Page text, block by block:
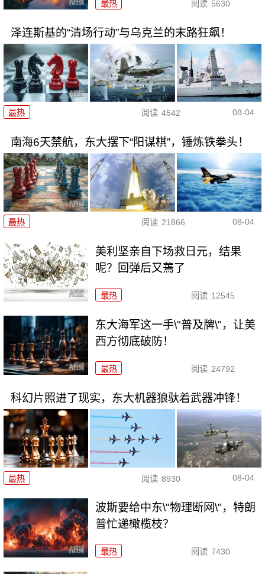
最热 阅读 5630
泽连斯基的“清场行动”与乌克兰的末路狂飙！
最热 阅读 4542 08-04
南海6天禁航，东大摆下“阳谋棋”，锤炼铁拳头！
最热 阅读 21866 08-04
美利坚亲自下场救日元，结果
呢？回弹后又蔫了
最热 阅读 12545
东大海军这一手\"普及牌\"，让美
西方彻底破防！
最热 阅读 24792
科幻片照进了现实，东大机器狼驮着武器冲锋！
最热 阅读 8930 08-04
波斯要给中东\"物理断网\"，特朗
普忙递橄榄枝？
最热 阅读 7430